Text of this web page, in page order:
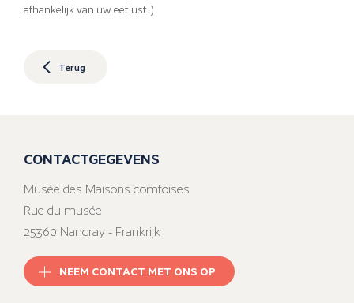
afhankelijk van uw eetlust!)
Terug
CONTACTGEGEVENS
Musée des Maisons comtoises
Rue du musée
25360 Nancray - Frankrijk
NEEM CONTACT MET ONS OP